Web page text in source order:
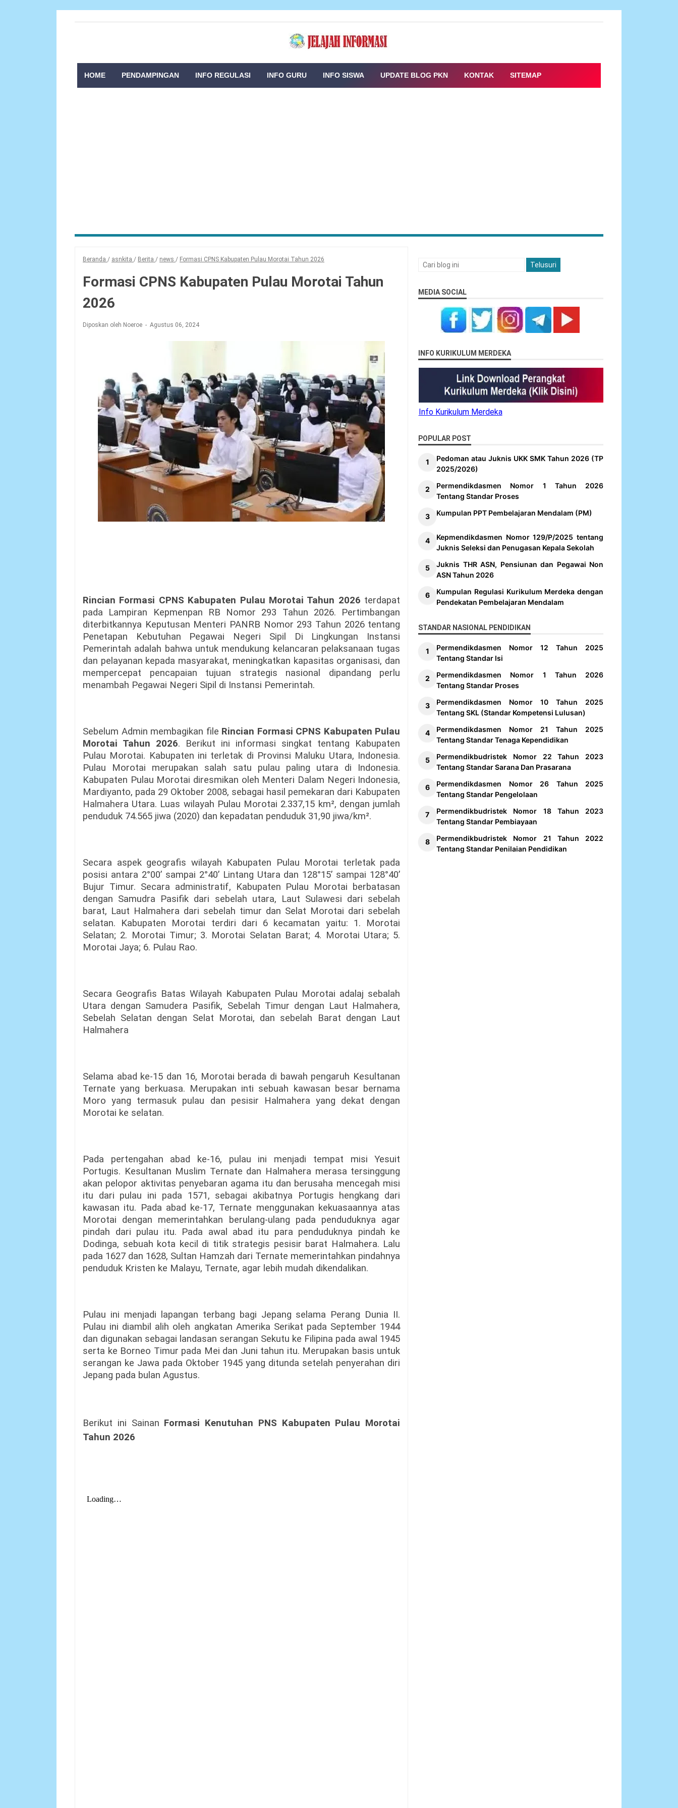
HOME PENDAMPINGAN INFO REGULASI INFO GURU INFO SISWA UPDATE BLOG PKN KONTAK SITEMAP
Beranda / asnkita / Berita / news / Formasi CPNS Kabupaten Pulau Morotai Tahun 2026
Formasi CPNS Kabupaten Pulau Morotai Tahun
2026
Diposkan oleh Noeroe Agustus 06, 2024
Rincian Formasi CPNS Kabupaten Pulau Morotai Tahun 2026 terdapat
pada Lampiran Kepmenpan RB Nomor 293 Tahun 2026. Pertimbangan
diterbitkannya Keputusan Menteri PANRB Nomor 293 Tahun 2026 tentang
Penetapan Kebutuhan Pegawai Negeri Sipil Di Lingkungan Instansi
Pemerintah adalah bahwa untuk mendukung kelancaran pelaksanaan tugas
dan pelayanan kepada masyarakat, meningkatkan kapasitas organisasi, dan
mempercepat pencapaian tujuan strategis nasional dipandang perlu
menambah Pegawai Negeri Sipil di Instansi Pemerintah.
Sebelum Admin membagikan file Rincian Formasi CPNS Kabupaten Pulau
Morotai Tahun 2026. Berikut ini informasi singkat tentang Kabupaten
Pulau Morotai. Kabupaten ini terletak di Provinsi Maluku Utara, Indonesia.
Pulau Morotai merupakan salah satu pulau paling utara di Indonesia.
Kabupaten Pulau Morotai diresmikan oleh Menteri Dalam Negeri Indonesia,
Mardiyanto, pada 29 Oktober 2008, sebagai hasil pemekaran dari Kabupaten
Halmahera Utara. Luas wilayah Pulau Morotai 2.337,15 km², dengan jumlah
penduduk 74.565 jiwa (2020) dan kepadatan penduduk 31,90 jiwa/km².
Secara aspek geografis wilayah Kabupaten Pulau Morotai terletak pada
posisi antara 2°00’ sampai 2°40’ Lintang Utara dan 128°15’ sampai 128°40’
Bujur Timur. Secara administratif, Kabupaten Pulau Morotai berbatasan
dengan Samudra Pasifik dari sebelah utara, Laut Sulawesi dari sebelah
barat, Laut Halmahera dari sebelah timur dan Selat Morotai dari sebelah
selatan. Kabupaten Morotai terdiri dari 6 kecamatan yaitu: 1. Morotai
Selatan; 2. Morotai Timur; 3. Morotai Selatan Barat; 4. Morotai Utara; 5.
Morotai Jaya; 6. Pulau Rao.
Secara Geografis Batas Wilayah Kabupaten Pulau Morotai adalaj sebalah
Utara dengan Samudera Pasifik, Sebelah Timur dengan Laut Halmahera,
Sebelah Selatan dengan Selat Morotai, dan sebelah Barat dengan Laut
Halmahera
Selama abad ke-15 dan 16, Morotai berada di bawah pengaruh Kesultanan
Ternate yang berkuasa. Merupakan inti sebuah kawasan besar bernama
Moro yang termasuk pulau dan pesisir Halmahera yang dekat dengan
Morotai ke selatan.
Pada pertengahan abad ke-16, pulau ini menjadi tempat misi Yesuit
Portugis. Kesultanan Muslim Ternate dan Halmahera merasa tersinggung
akan pelopor aktivitas penyebaran agama itu dan berusaha mencegah misi
itu dari pulau ini pada 1571, sebagai akibatnya Portugis hengkang dari
kawasan itu. Pada abad ke-17, Ternate menggunakan kekuasaannya atas
Morotai dengan memerintahkan berulang-ulang pada penduduknya agar
pindah dari pulau itu. Pada awal abad itu para penduduknya pindah ke
Dodinga, sebuah kota kecil di titik strategis pesisir barat Halmahera. Lalu
pada 1627 dan 1628, Sultan Hamzah dari Ternate memerintahkan pindahnya
penduduk Kristen ke Malayu, Ternate, agar lebih mudah dikendalikan.
Pulau ini menjadi lapangan terbang bagi Jepang selama Perang Dunia II.
Pulau ini diambil alih oleh angkatan Amerika Serikat pada September 1944
dan digunakan sebagai landasan serangan Sekutu ke Filipina pada awal 1945
serta ke Borneo Timur pada Mei dan Juni tahun itu. Merupakan basis untuk
serangan ke Jawa pada Oktober 1945 yang ditunda setelah penyerahan diri
Jepang pada bulan Agustus.
Berikut ini Sainan Formasi Kenutuhan PNS Kabupaten Pulau Morotai
Tahun 2026
MEDIA SOCIAL
INFO KURIKULUM MERDEKA
Info Kurikulum Merdeka
POPULAR POST
Pedoman atau Juknis UKK SMK Tahun 2026 (TP
2025/2026)
Permendikdasmen Nomor 1 Tahun 2026
Tentang Standar Proses
Kumpulan PPT Pembelajaran Mendalam (PM)
Kepmendikdasmen Nomor 129/P/2025 tentang
Juknis Seleksi dan Penugasan Kepala Sekolah
Juknis THR ASN, Pensiunan dan Pegawai Non
ASN Tahun 2026
Kumpulan Regulasi Kurikulum Merdeka dengan
Pendekatan Pembelajaran Mendalam
STANDAR NASIONAL PENDIDIKAN
Permendikdasmen Nomor 12 Tahun 2025
Tentang Standar Isi
Permendikdasmen Nomor 1 Tahun 2026
Tentang Standar Proses
Permendikdasmen Nomor 10 Tahun 2025
Tentang SKL (Standar Kompetensi Lulusan)
Permendikdasmen Nomor 21 Tahun 2025
Tentang Standar Tenaga Kependidikan
Permendikbudristek Nomor 22 Tahun 2023
Tentang Standar Sarana Dan Prasarana
Permendikdasmen Nomor 26 Tahun 2025
Tentang Standar Pengelolaan
Permendikbudristek Nomor 18 Tahun 2023
Tentang Standar Pembiayaan
Permendikbudristek Nomor 21 Tahun 2022
Tentang Standar Penilaian Pendidikan